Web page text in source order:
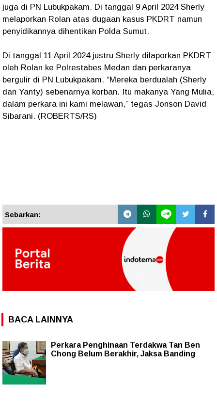
juga di PN Lubukpakam. Di tanggal 9 April 2024 Sherly
melaporkan Rolan atas dugaan kasus PKDRT namun
penyidikannya dihentikan Polda Sumut.
Di tanggal 11 April 2024 justru Sherly dilaporkan PKDRT
oleh Rolan ke Polrestabes Medan dan perkaranya
bergulir di PN Lubukpakam. “Mereka berdualah (Sherly
dan Yanty) sebenarnya korban. Itu makanya Yang Mulia,
dalam perkara ini kami melawan,” tegas Jonson David
Sibarani. (ROBERTS/RS)
Sebarkan:
BACA LAINNYA
Perkara Penghinaan Terdakwa Tan Ben
Chong Belum Berakhir, Jaksa Banding